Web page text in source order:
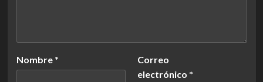
Nombre *
Correo
electrónico *